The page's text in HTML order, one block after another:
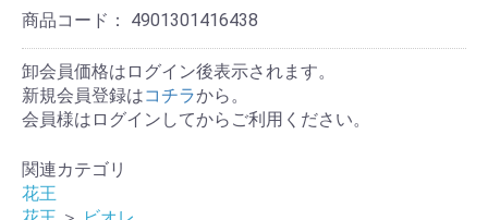
商品コード： 4901301416438
卸会員価格はログイン後表示されます。
新規会員登録はコチラから。
会員様はログインしてからご利用ください。
関連カテゴリ
花王